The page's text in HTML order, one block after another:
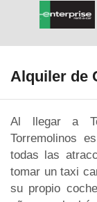
Alquiler de
Al llegar a
Torremolinos
todas las
tomar un taxi
su propio